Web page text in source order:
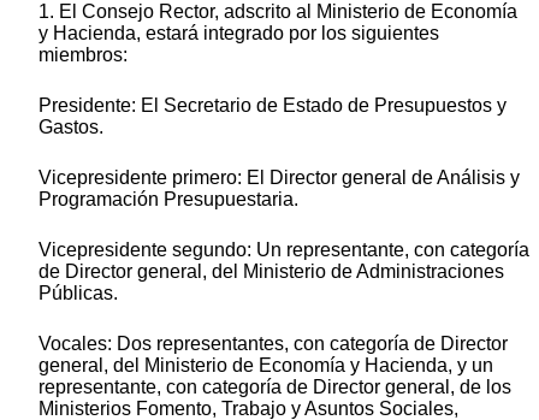
1. El Consejo Rector, adscrito al Ministerio de Economía
y Hacienda, estará integrado por los siguientes
miembros:
Presidente: El Secretario de Estado de Presupuestos y
Gastos.
Vicepresidente primero: El Director general de Análisis y
Programación Presupuestaria.
Vicepresidente segundo: Un representante, con categoría
de Director general, del Ministerio de Administraciones
Públicas.
Vocales: Dos representantes, con categoría de Director
general, del Ministerio de Economía y Hacienda, y un
representante, con categoría de Director general, de los
Ministerios Fomento, Trabajo y Asuntos Sociales,